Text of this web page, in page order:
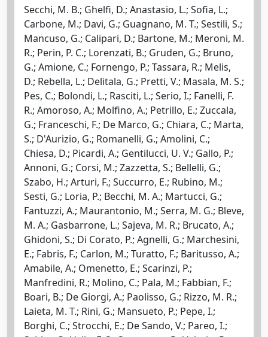
Secchi, M. B.; Ghelfi, D.; Anastasio, L.; Sofia, L.;
Carbone, M.; Davi, G.; Guagnano, M. T.; Sestili, S.;
Mancuso, G.; Calipari, D.; Bartone, M.; Meroni, M.
R.; Perin, P. C.; Lorenzati, B.; Gruden, G.; Bruno,
G.; Amione, C.; Fornengo, P.; Tassara, R.; Melis,
D.; Rebella, L.; Delitala, G.; Pretti, V.; Masala, M. S.;
Pes, C.; Bolondi, L.; Rasciti, L.; Serio, I.; Fanelli, F.
R.; Amoroso, A.; Molfino, A.; Petrillo, E.; Zuccala,
G.; Franceschi, F.; De Marco, G.; Chiara, C.; Marta,
S.; D'Aurizio, G.; Romanelli, G.; Amolini, C.;
Chiesa, D.; Picardi, A.; Gentilucci, U. V.; Gallo, P.;
Annoni, G.; Corsi, M.; Zazzetta, S.; Bellelli, G.;
Szabo, H.; Arturi, F.; Succurro, E.; Rubino, M.;
Sesti, G.; Loria, P.; Becchi, M. A.; Martucci, G.;
Fantuzzi, A.; Maurantonio, M.; Serra, M. G.; Bleve,
M. A.; Gasbarrone, L.; Sajeva, M. R.; Brucato, A.;
Ghidoni, S.; Di Corato, P.; Agnelli, G.; Marchesini,
E.; Fabris, F.; Carlon, M.; Turatto, F.; Baritusso, A.;
Amabile, A.; Omenetto, E.; Scarinzi, P.;
Manfredini, R.; Molino, C.; Pala, M.; Fabbian, F.;
Boari, B.; De Giorgi, A.; Paolisso, G.; Rizzo, M. R.;
Laieta, M. T.; Rini, G.; Mansueto, P.; Pepe, I.;
Borghi, C.; Strocchi, E.; De Sando, V.; Pareo, I.;